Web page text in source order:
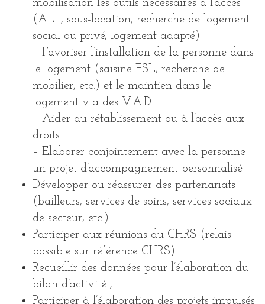
mobilisation les outils nécessaires à l’accès
(ALT, sous-location, recherche de logement
social ou privé, logement adapté)
– Favoriser l’installation de la personne dans
le logement (saisine FSL, recherche de
mobilier, etc.) et le maintien dans le
logement via des V.A.D
– Aider au rétablissement ou à l’accès aux
droits
– Elaborer conjointement avec la personne
un projet d’accompagnement personnalisé
Développer ou réassurer des partenariats
(bailleurs, services de soins, services sociaux
de secteur, etc.)
Participer aux réunions du CHRS (relais
possible sur référence CHRS)
Recueillir des données pour l’élaboration du
bilan d’activité ;
Participer à l’élaboration des projets impulsés